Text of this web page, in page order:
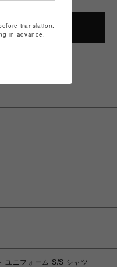
SHOP TOP
ユニフォーム S/S シャツ
translation.
in advance.